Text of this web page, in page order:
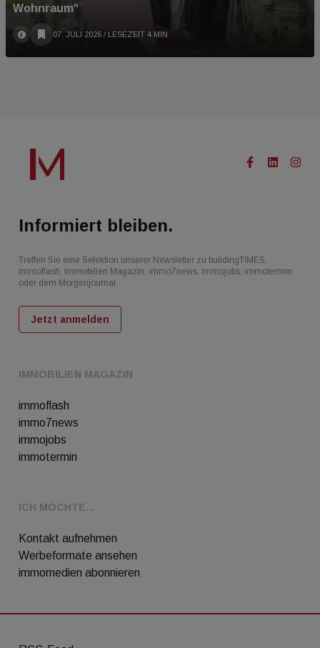
Wohnraum“
07. JULI 2026 / LESEZEIT 4 MIN
IMMOBILIEN MAGAZIN
immoflash
immo7news
immojobs
immotermin
ICH MÖCHTE...
Kontakt aufnehmen
Werbeformate ansehen
immomedien abonnieren
Informiert bleiben.
Treffen Sie eine Selektion unserer Newsletter zu buildingTIMES,
immoflash, Immobilien Magazin, immo7news, immojobs, immotermin
oder dem Morgenjournal
Jetzt anmelden